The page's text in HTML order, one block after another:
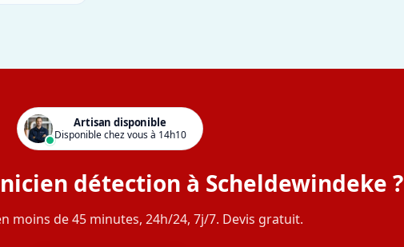
Artisan disponible
Disponible chez vous à 14h10
détection à Scheldewindeke ?
moins de 45 minutes, 24h/24, 7j/7. Devis gratuit.